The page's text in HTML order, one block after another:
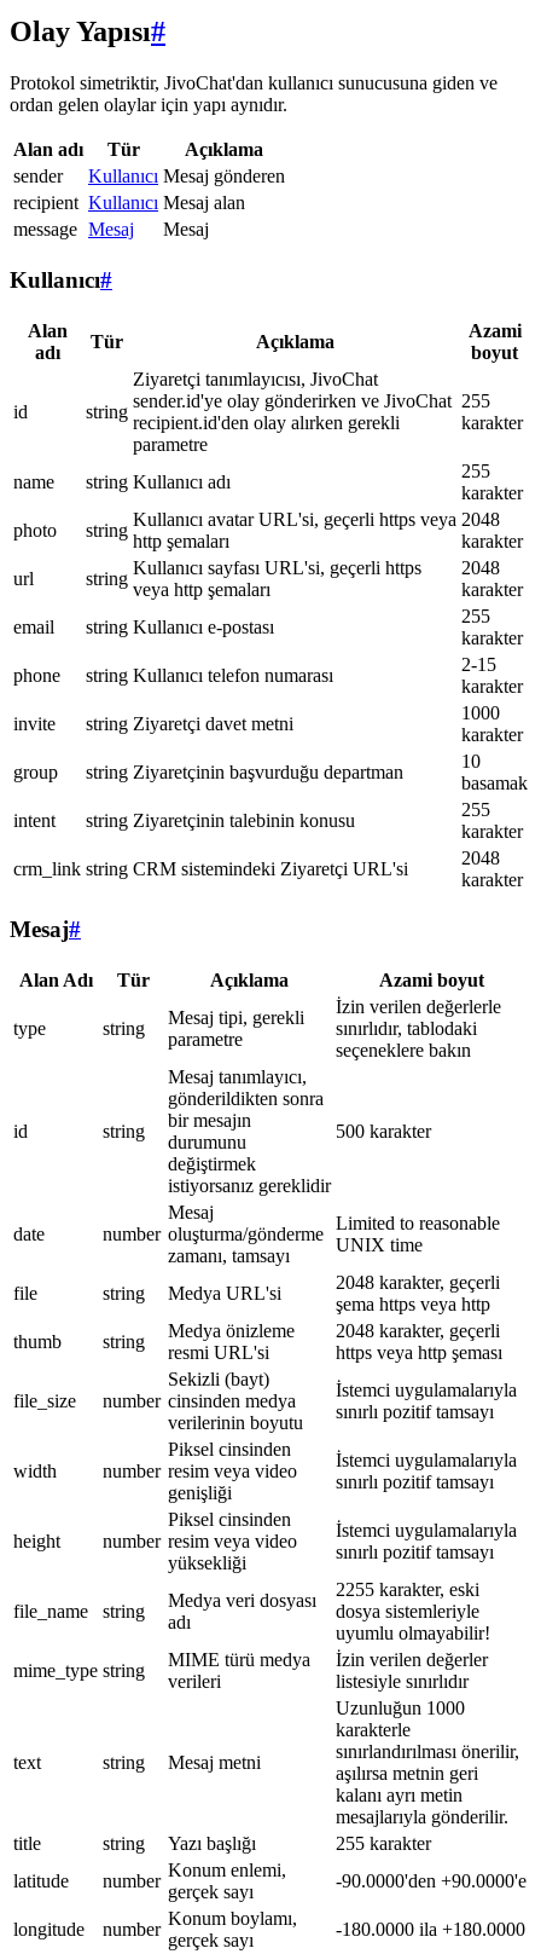
Olay Yapısı#
Protokol simetriktir, JivoChat'dan kullanıcı sunucusuna giden ve
ordan gelen olaylar için yapı aynıdır.
Alan adı Tür
Açıklama
sender
Kullanıcı Mesaj gönderen
recipient Kullanıcı Mesaj alan
message Mesaj Mesaj
Kullanıcı#
Alan
adı
Tür Açıklama
Azami
boyut
id string
Ziyaretçi tanımlayıcısı, JivoChat
sender.id'ye olay gönderirken ve JivoChat
recipient.id'den olay alırken gerekli
parametre
255
karakter
name string Kullanıcı adı
255
karakter
photo
string
Kullanıcı avatar URL'si, geçerli https veya
http şemaları
2048
karakter
url
string
Kullanıcı sayfası URL'si, geçerli https
veya http şemaları
2048
karakter
email
string Kullanıcı e-postası
255
karakter
phone
string Kullanıcı telefon numarası
2-15
karakter
invite
string Ziyaretçi davet metni
1000
karakter
group
string Ziyaretçinin başvurduğu departman
10
basamak
intent
string Ziyaretçinin talebinin konusu
255
karakter
crm_link string CRM sistemindeki Ziyaretçi URL'si
2048
karakter
Mesaj#
Alan Adı Tür Açıklama Azami boyut
type string
Mesaj tipi, gerekli
parametre
İzin verilen değerlerle
sınırlıdır, tablodaki
seçeneklere bakın
id string
Mesaj tanımlayıcı,
gönderildikten sonra
bir mesajın
durumunu
değiştirmek
istiyorsanız gereklidir
500 karakter
date number
Mesaj
oluşturma/gönderme
zamanı, tamsayı
Limited to reasonable
UNIX time
file string Medya URL'si
2048 karakter, geçerli
şema https veya http
thumb
string
Medya önizleme
resmi URL'si
2048 karakter, geçerli
https veya http şeması
file_size number
Sekizli (bayt)
cinsinden medya
verilerinin boyutu
İstemci uygulamalarıyla
sınırlı pozitif tamsayı
width number
Piksel cinsinden
resim veya video
genişliği
İstemci uygulamalarıyla
sınırlı pozitif tamsayı
height number
Piksel cinsinden
resim veya video
yüksekliği
İstemci uygulamalarıyla
sınırlı pozitif tamsayı
file_name string
Medya veri dosyası
adı
2255 karakter, eski
dosya sistemleriyle
uyumlu olmayabilir!
mime_type string
MIME türü medya
verileri
İzin verilen değerler
listesiyle sınırlıdır
text string Mesaj metni
Uzunluğun 1000
karakterle
sınırlandırılması önerilir,
aşılırsa metnin geri
kalanı ayrı metin
mesajlarıyla gönderilir.
title
string Yazı başlığı
255 karakter
latitude
number
Konum enlemi,
gerçek sayı
-90.0000'den +90.0000'e
longitude number
Konum boylamı,
gerçek sayı
-180.0000 ila +180.0000